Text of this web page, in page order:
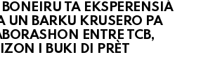
TA EKSPERENSIÁ
UN BARKU KRUSERO PA
ENTRE TCB,
I BUKI DI PRÈT